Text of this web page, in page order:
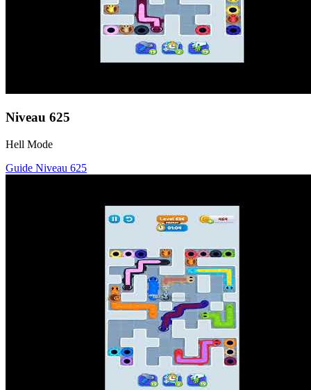
Niveau 625
Hell Mode
Guide Niveau 625